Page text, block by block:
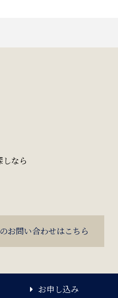
なら
お問い合わせはこちら
お申し込み